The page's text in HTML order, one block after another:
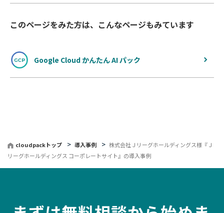
このページをみた方は、こんなページもみています
Google Cloud かんたん AI パック
cloudpackトップ 導入事例
株式会社Ｊリーグホールディングス様『Ｊ
リーグホールディングス コーポレートサイト』の導入事例